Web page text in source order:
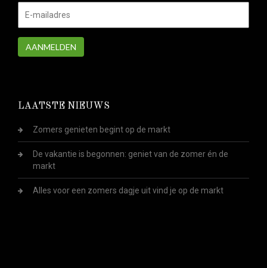
AANMELDEN
LAATSTE NIEUWS
Zomers genieten begint op de markt
De vakantie is begonnen: geniet van de zomer én de
markt
Alles voor een zomers dagje uit vind je op de markt